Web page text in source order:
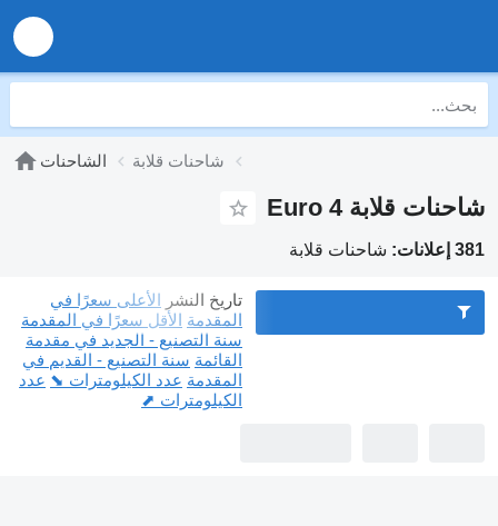
الشاحنات شاحنات قلابة
شاحنات قلابة Euro 4
381 إعلانات: شاحنات قلابة
تاريخ النشر الأعلى سعرًا في
المقدمة الأقل سعرًا في المقدمة
سنة التصنيع - الجديد في مقدمة
القائمة سنة التصنيع - القديم في
المقدمة عدد الكيلومترات ⬊ عدد
الكيلومترات ⬈